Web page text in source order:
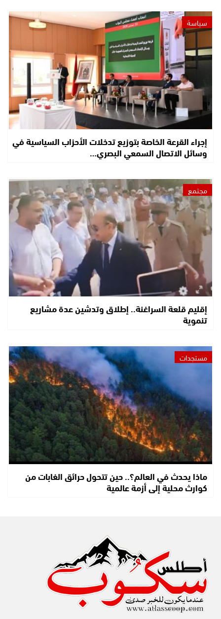
سياسة
إجراء القرعة الخاصة بتوزيع تدخلات الأحزاب السياسية في
وسائل الاتصال السمعي البصري…
مجتمع
إقليم قلعة السراغنة.. إطلاق وتدشين عدة مشاريع
تنموية
مستجدات
ماذا يحدث في العالم؟.. حين تتحول حرائق الغابات من
كوارث محلية إلى أزمة عالمية